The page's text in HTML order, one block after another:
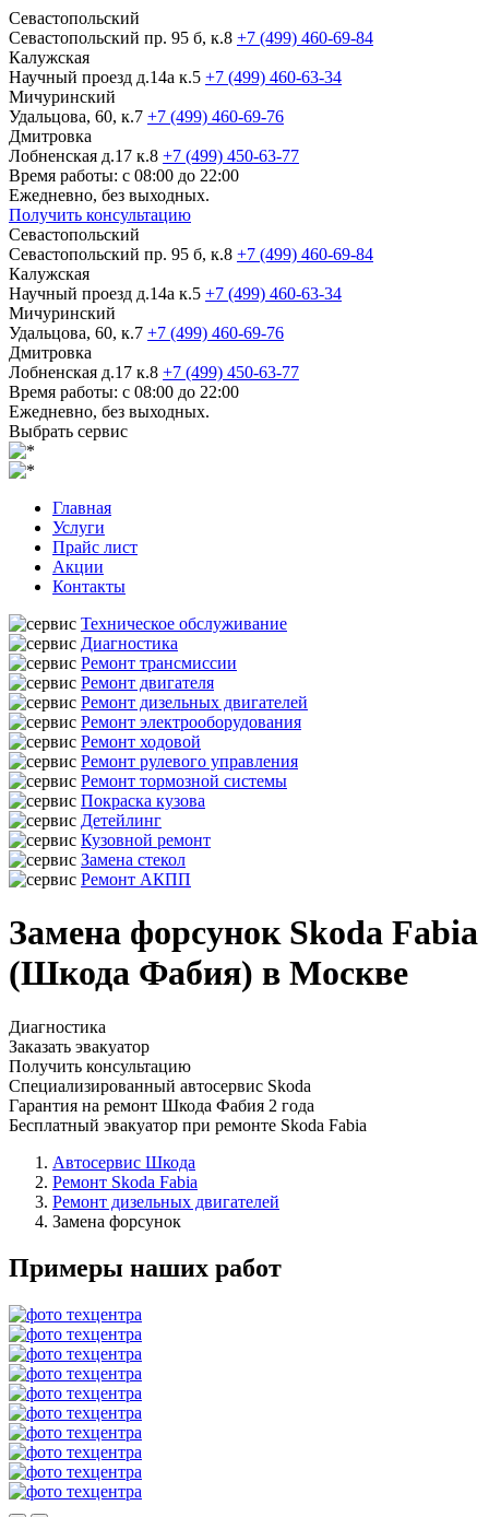
Севастопольский
Севастопольский пр. 95 б, к.8 +7 (499) 460-69-84
Калужская
Научный проезд д.14а к.5 +7 (499) 460-63-34
Мичуринский
Удальцова, 60, к.7 +7 (499) 460-69-76
Дмитровка
Лобненская д.17 к.8 +7 (499) 450-63-77
Время работы: с 08:00 до 22:00
Ежедневно, без выходных.
Получить консультацию
Севастопольский
Севастопольский пр. 95 б, к.8 +7 (499) 460-69-84
Калужская
Научный проезд д.14а к.5 +7 (499) 460-63-34
Мичуринский
Удальцова, 60, к.7 +7 (499) 460-69-76
Дмитровка
Лобненская д.17 к.8 +7 (499) 450-63-77
Время работы: с 08:00 до 22:00
Ежедневно, без выходных.
Выбрать сервис
Главная
Услуги
Прайс лист
Акции
Контакты
Техническое обслуживание
Диагностика
Ремонт трансмиссии
Ремонт двигателя
Ремонт дизельных двигателей
Ремонт электрооборудования
Ремонт ходовой
Ремонт рулевого управления
Ремонт тормозной системы
Покраска кузова
Детейлинг
Кузовной ремонт
Замена стекол
Ремонт АКПП
Замена форсунок Skoda Fabia
(Шкода Фабия) в Москве
Диагностика
Заказать эвакуатор
Получить консультацию
Специализированный автосервис Skoda
Гарантия на ремонт Шкода Фабия 2 года
Бесплатный эвакуатор при ремонте Skoda Fabia
Автосервис Шкода
Ремонт Skoda Fabia
Ремонт дизельных двигателей
Замена форсунок
Примеры наших работ